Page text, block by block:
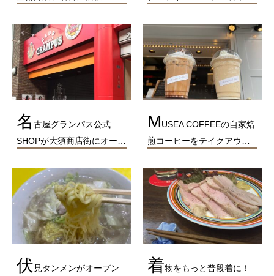
名 古屋グランパス公式
SHOPが大須商店街にオー…
MUSEA COFFEEの自家焙
煎コーヒーをテイクアウ…
伏 見タンメンがオープン
着物をもっと普段着に！